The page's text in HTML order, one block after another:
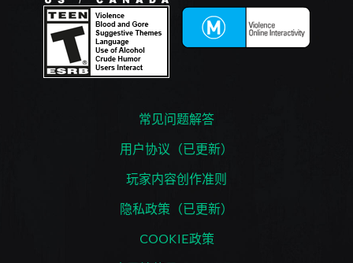
常见问题解答
用户协议（已更新）
玩家内容创作准则
隐私政策（已更新）
COOKIE政策